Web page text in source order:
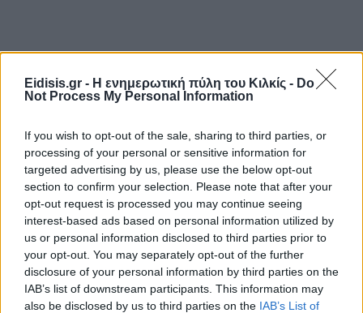
Eidisis.gr - Η ενημερωτική πύλη του Κιλκίς - Do
Not Process My Personal Information
If you wish to opt-out of the sale, sharing to third parties, or
processing of your personal or sensitive information for
targeted advertising by us, please use the below opt-out
section to confirm your selection. Please note that after your
opt-out request is processed you may continue seeing
interest-based ads based on personal information utilized by
us or personal information disclosed to third parties prior to
your opt-out. You may separately opt-out of the further
disclosure of your personal information by third parties on the
IAB’s list of downstream participants. This information may
also be disclosed by us to third parties on the IAB’s List of